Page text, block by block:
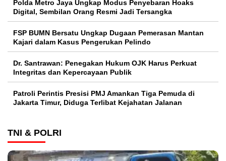
Polda Metro Jaya Ungkap Modus Penyebaran Hoaks
Digital, Sembilan Orang Resmi Jadi Tersangka
FSP BUMN Bersatu Ungkap Dugaan Pemerasan Mantan
Kajari dalam Kasus Pengerukan Pelindo
Dr. Santrawan: Penegakan Hukum OJK Harus Perkuat
Integritas dan Kepercayaan Publik
Patroli Perintis Presisi PMJ Amankan Tiga Pemuda di
Jakarta Timur, Diduga Terlibat Kejahatan Jalanan
TNI & POLRI